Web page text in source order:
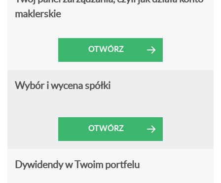
maklerskie
OTWÓRZ
Wybór i wycena spółki
OTWÓRZ
Dywidendy w Twoim portfelu